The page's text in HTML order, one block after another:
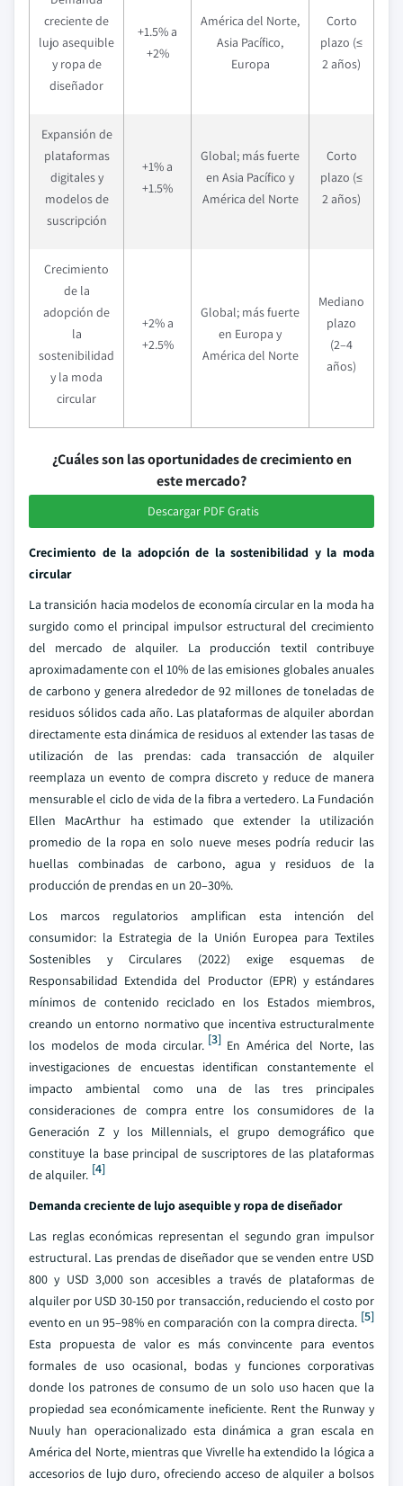
creciente de
lujo asequible
y ropa de
diseñador
+1.5% a
+2%
América del Norte,
Asia Pacífico,
Europa
Corto
plazo (≤
2 años)
Expansión de
plataformas
digitales y
modelos de
suscripción
+1% a
+1.5%
Global; más fuerte
en Asia Pacífico y
América del Norte
Corto
plazo (≤
2 años)
Crecimiento
de la
adopción de
la
sostenibilidad
y la moda
circular
+2% a
+2.5%
Global; más fuerte
en Europa y
América del Norte
Mediano
plazo
(2–4
años)
¿Cuáles son las oportunidades de crecimiento en
este mercado?
Descargar PDF Gratis
Crecimiento de la adopción de la sostenibilidad y la moda
circular
La transición hacia modelos de economía circular en la moda ha
surgido como el principal impulsor estructural del crecimiento
del mercado de alquiler. La producción textil contribuye
aproximadamente con el 10% de las emisiones globales anuales
de carbono y genera alrededor de 92 millones de toneladas de
residuos sólidos cada año. Las plataformas de alquiler abordan
directamente esta dinámica de residuos al extender las tasas de
utilización de las prendas: cada transacción de alquiler
reemplaza un evento de compra discreto y reduce de manera
mensurable el ciclo de vida de la fibra a vertedero. La Fundación
Ellen MacArthur ha estimado que extender la utilización
promedio de la ropa en solo nueve meses podría reducir las
huellas combinadas de carbono, agua y residuos de la
producción de prendas en un 20–30%.
Los marcos regulatorios amplifican esta intención del
consumidor: la Estrategia de la Unión Europea para Textiles
Sostenibles y Circulares (2022) exige esquemas de
Responsabilidad Extendida del Productor (EPR) y estándares
mínimos de contenido reciclado en los Estados miembros,
creando un entorno normativo que incentiva estructuralmente
los modelos de moda circular. [3]En América del Norte, las
investigaciones de encuestas identifican constantemente el
impacto ambiental como una de las tres principales
consideraciones de compra entre los consumidores de la
Generación Z y los Millennials, el grupo demográfico que
constituye la base principal de suscriptores de las plataformas
de alquiler. [4]
Demanda creciente de lujo asequible y ropa de diseñador
Las reglas económicas representan el segundo gran impulsor
estructural. Las prendas de diseñador que se venden entre USD
800 y USD 3,000 son accesibles a través de plataformas de
alquiler por USD 30-150 por transacción, reduciendo el costo por
evento en un 95–98% en comparación con la compra directa. [5]
Esta propuesta de valor es más convincente para eventos
formales de uso ocasional, bodas y funciones corporativas
donde los patrones de consumo de un solo uso hacen que la
propiedad sea económicamente ineficiente. Rent the Runway y
Nuuly han operacionalizado esta dinámica a gran escala en
América del Norte, mientras que Vivrelle ha extendido la lógica a
accesorios de lujo duro, ofreciendo acceso de alquiler a bolsos